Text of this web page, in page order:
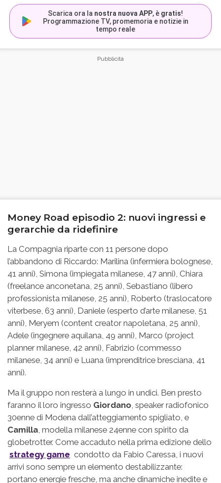
Scarica ora la nostra nuova APP, è gratis!
Programmazione TV, promemoria e notizie in
tempo reale
Money Road episodio 2: nuovi ingressi e
gerarchie da ridefinire
La Compagnia riparte con 11 persone dopo
l’abbandono di Riccardo: Marilina (infermiera bolognese,
41 anni), Simona (impiegata milanese, 47 anni), Chiara
(freelance anconetana, 25 anni), Sebastiano (libero
professionista milanese, 25 anni), Roberto (traslocatore
viterbese, 63 anni), Daniele (esperto d’arte milanese, 51
anni), Meryem (content creator napoletana, 25 anni),
Adele (ingegnere aquilana, 49 anni), Marco (project
planner milanese, 42 anni), Fabrizio (commesso
milanese, 34 anni) e Luana (imprenditrice bresciana, 41
anni).
Ma il gruppo non resterà a lungo in undici. Ben presto
faranno il loro ingresso Giordano , speaker radiofonico
30enne di Modena dall’atteggiamento spigliato, e
Camilla , modella milanese 24enne con spirito da
globetrotter. Come accaduto nella prima edizione dello
strategy game condotto da Fabio Caressa, i nuovi
arrivi sono sempre un elemento destabilizzante:
portano energie fresche, ma anche dinamiche inedite e